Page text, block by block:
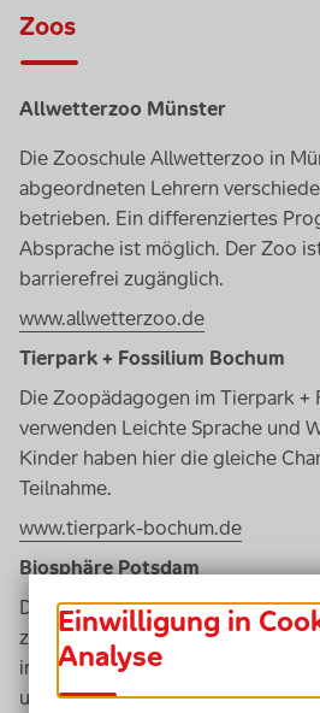
Zoos
Allwetterzoo Münster
Die Zooschule Allwetterzoo in
abgeordneten Lehrern
betrieben. Ein differenziertes
Absprache ist möglich. Der Zoo
barrierefrei zugänglich.
www.allwetterzoo.de
Tierpark + Fossilium Bochum
Die Zoopädagogen im Tierpark +
verwenden Leichte Sprache und
Kinder haben hier die gleiche
Teilnahme.
www.tierpark-bochum.de
Biosphäre Potsdam
Das Tropenhaus der Stadt
zugänglich. Es gibt mit allen
interaktive Stationen. Daneben
umfangreiches Workshop-/
Einwilligung in
Analyse